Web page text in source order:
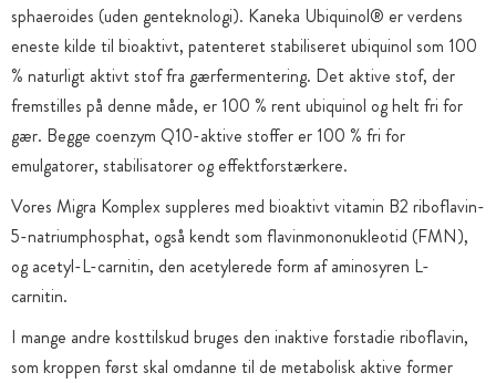
sphaeroides (uden genteknologi). Kaneka Ubiquinol® er verdens
eneste kilde til bioaktivt, patenteret stabiliseret ubiquinol som 100
% naturligt aktivt stof fra gærfermentering. Det aktive stof, der
fremstilles på denne måde, er 100 % rent ubiquinol og helt fri for
gær. Begge coenzym Q10-aktive stoffer er 100 % fri for
emulgatorer, stabilisatorer og effektforstærkere.
Vores Migra Komplex suppleres med bioaktivt vitamin B2 riboflavin-
5-natriumphosphat, også kendt som flavinmononukleotid (FMN),
og acetyl-L-carnitin, den acetylerede form af aminosyren L-
carnitin.
I mange andre kosttilskud bruges den inaktive forstadie riboflavin,
som kroppen først skal omdanne til de metabolisk aktive former